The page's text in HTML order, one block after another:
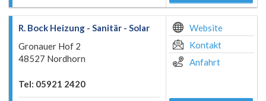
R. Bock Heizung - Sanitär - Solar
Gronauer Hof 2
48527 Nordhorn
Tel: 05921 2420
Website
Kontakt
Anfahrt